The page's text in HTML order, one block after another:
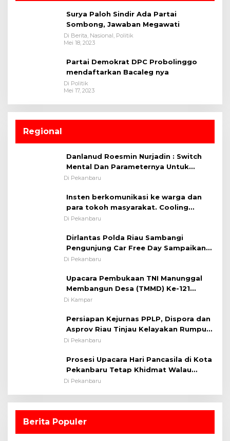
Surya Paloh Sindir Ada Partai
Sombong, Jawaban Megawati
Di Berita, Nasional, Politik
Mei 18, 2023
Partai Demokrat DPC Probolinggo
mendaftarkan Bacaleg nya
Di Politik
Mei 17, 2023
Regional
Danlanud Roesmin Nurjadin : Switch
Mental Dan Parameternya Untuk
Melaksanakan ✈
Di Pekanbaru
Insten berkomunikasi ke warga dan
para tokoh masyarakat. Cooling
System OMP LK ²024 Polsek Rumbai,
Pentingnya Memelihara dan Menjaga
Situasi Kondusif
Di Pekanbaru
Dirlantas Polda Riau Sambangi
Pengunjung Car Free Day Sampaikan
Pesan Edukasi Kamtibmas &
Di Pekanbaru
Upacara Pembukaan TNI Manunggal
Membangun Desa (TMMD) Ke-121
Kodim 0313/KPR Tahun 2024) ?
Di Kampar
Persiapan Kejurnas PPLP, Dispora dan
Asprov Riau Tinjau Kelayakan Rumput
Lapangan Sepakbola
Di Pekanbaru
Prosesi Upacara Hari Pancasila di Kota
Pekanbaru Tetap Khidmat Walau
Dalam Ruangan
Di Pekanbaru
Berita Populer